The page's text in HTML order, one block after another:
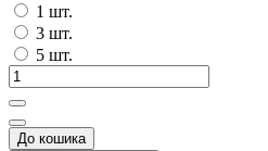
1 шт.
3 шт.
5 шт.
До кошика